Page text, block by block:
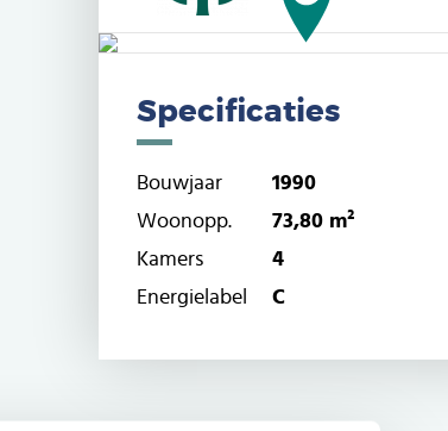
Specificaties
Bouwjaar
1990
Woonopp.
73,80 m²
Kamers
4
Energielabel
C